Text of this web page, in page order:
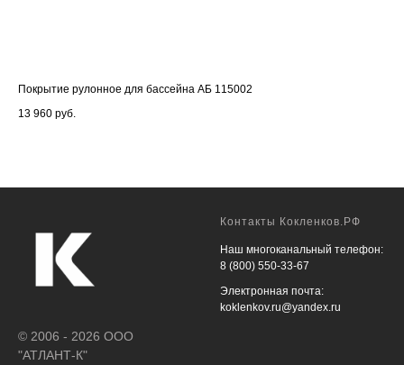
Покрытие рулонное для бассейна АБ 115002
13 960 руб.
© 2006 - 2026 ООО
"АТЛАНТ-К"
Контакты Кокленков.РФ
Наш многоканальный телефон:
8 (800) 550-33-67
Электронная почта:
koklenkov.ru@yandex.ru